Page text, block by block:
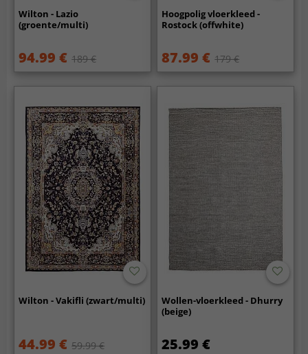
Wilton - Lazio
(groente/multi)
94.99 € 189 €
Hoogpolig vloerkleed -
Rostock (offwhite)
87.99 € 179 €
Wilton - Vakifli (zwart/multi)
44.99 € 59.99 €
Wollen-vloerkleed - Dhurry
(beige)
25.99 €